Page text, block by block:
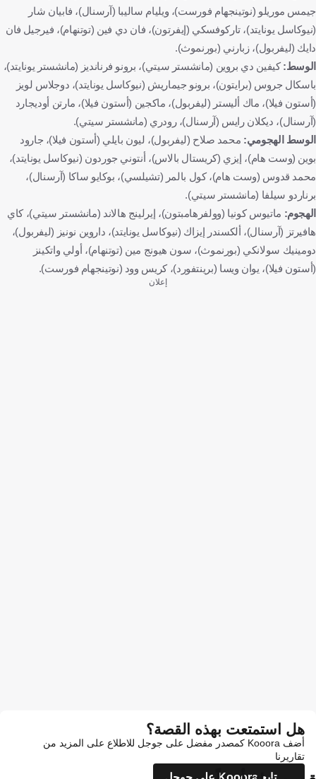
محمد قدوس
غانا بوكايو ساكا بيدرو بورو
ماتيوس كونيا
برونو جيمارايش
أليكسيس ماك اليستير جون ماكجين
اسكتلندا
داروين نونيز
أورغواي ويليام ساليبا
إيطاليا
جولييلمو فيكاريو ريان آيت نوري الجزائر
جارود بوين
أولي واتكينز
بين وايت كول بالمر إيليا زابارني
أوكرانيا
جاراد برانثوايت
ميكي فان دي فين انتوني جوردون
كرة قدم
جيمس موريلو (نوتينجهام فورست)، ويليام ساليبا (آرسنال)، فابيان شار
(نيوكاسل يونايتد)، تاركوفسكي (إيفرتون)، فان دي فين (توتنهام)، فيرجيل فان
دايك (ليفربول)، زبارني (بورنموث).
الوسط:كيفين دي بروين (مانشستر سيتي)، برونو فرنانديز (مانشستر يونايتد)،
باسكال جروس (برايتون)، برونو جيماريش (نيوكاسل يونايتد)، دوجلاس لويز
(أستون فيلا)، ماك أليستر (ليفربول)، ماكجين (أستون فيلا)، مارتن أوديجارد
(آرسنال)، ديكلان رايس (آرسنال)، رودري (مانشستر سيتي).
الوسط الهجومي: محمد صلاح (ليفربول)، ليون بايلي (أستون فيلا)، جارود
بوين (وست هام)، إيزي (كريستال بالاس)، أنتوني جوردون (نيوكاسل يونايتد)،
محمد قدوس (وست هام)، كول بالمر (تشيلسي)، بوكايو ساكا (آرسنال)،
برناردو سيلفا (مانشستر سيتي).
الهجوم: ماتيوس كونيا (وولفرهامبتون)، إيرلينج هالاند (مانشستر سيتي)، كاي
هافيرتز (آرسنال)، ألكسندر إيزاك (نيوكاسل يونايتد)، داروين نونيز (ليفربول)،
دومينيك سولانكي (بورنموث)، سون هيونج مين (توتنهام)، أولي واتكينز
(أستون فيلا)، يوان ويسا (برينتفورد)، كريس وود (نوتينجهام فورست).
إعلان
هل استمتعت بهذه القصة؟
أضف Kooora كمصدر مفضل على جوجل للاطلاع على المزيد من
تقاريرنا